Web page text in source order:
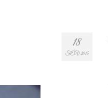
18
FÉV 2015